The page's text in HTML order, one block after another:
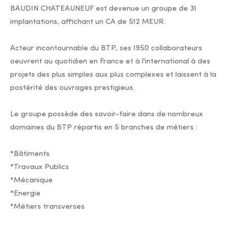
BAUDIN CHATEAUNEUF est devenue un groupe de 31
implantations, affichant un CA de 512 MEUR.
Acteur incontournable du BTP, ses 1950 collaborateurs
oeuvrent au quotidien en France et à l'international à des
projets des plus simples aux plus complexes et laissent à la
postérité des ouvrages prestigieux.
Le groupe possède des savoir-faire dans de nombreux
domaines du BTP répartis en 5 branches de métiers :
*Bâtiments
*Travaux Publics
*Mécanique
*Energie
*Métiers transverses